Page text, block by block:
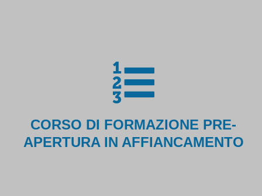
CORSO DI FORMAZIONE PRE-
APERTURA IN AFFIANCAMENTO